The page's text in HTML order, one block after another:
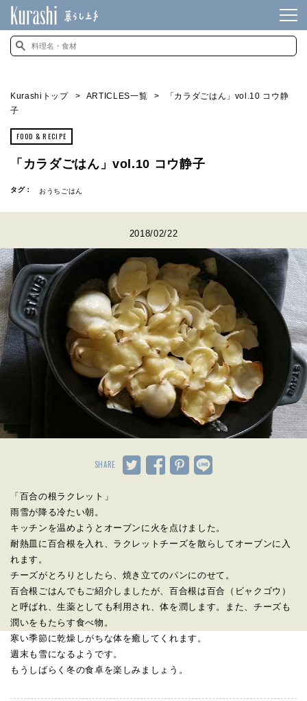
Kurashiトップ ARTICLES一覧
「カラダごはん」vol.10 コウ静
子
FOOD & RECIPE
「カラダごはん」vol.10 コウ静子
タグ： おうちごはん
2018/02/22
SHARE
「百合の根ラクレット」
雨雪が降る冷たい朝。
キッチンを温めようとオーブンに火を点けました。
耐熱皿に百合根を入れ、ラクレットチーズを散らしてオーブンに入
れます。
チーズがとろりとしたら、焼き立てのパンにのせて。
百合根ごはんでもご紹介しましたが、百合根は百合（ビャクゴウ）
と呼ばれ、生薬としても利用され、体を潤します。また、チーズも
潤いをもたらす食べ物。
寒い季節に乾燥しがちな体を癒してくれます。
週末も雪になるようです。
もうしばらく冬の食卓を楽しみましょう。